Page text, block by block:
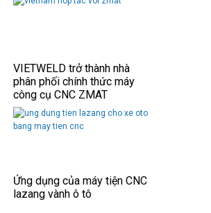
VIETWELD trở thành nhà
phân phối chính thức máy
công cụ CNC ZMAT
Ứng dụng của máy tiện CNC
lazang vành ô tô